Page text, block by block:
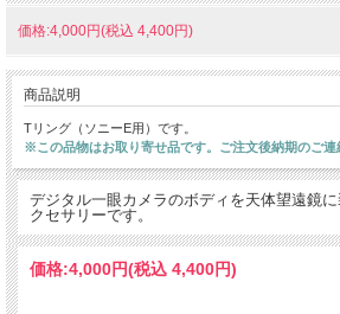
価格:4,000円(税込 4,400円)
商品説明
Tリング（ソニーE用）です。
※この品物はお取り寄せ品です。ご注文後納期のご連
デジタル一眼カメラのボディを天体望遠鏡
クセサリーです。
価格:4,000円(税込 4,400円)